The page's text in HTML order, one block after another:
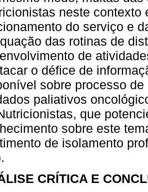
neste contexto
do serviço e
das rotinas de
de
o défice de
sobre processo
paliativos
que
sobre este
de isolamento
CRÍTICA E